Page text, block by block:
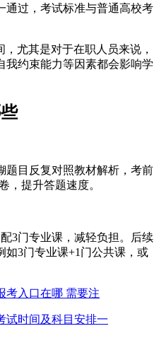
通过，‌考试标准与普通高校考
，‌尤其是对于在职人员来说，‌
我约束能力等因素都会影响学
题目反复对照教材解析，考前
，提升答题速度。
3门专业课，减轻负担。后续
如3门专业课+1门公共课，或
考入口在哪 需要注
试时间及科目安排一